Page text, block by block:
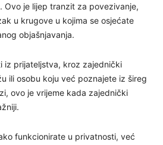
Ovo je lijep tranzit za povezivanje,
u krugove u kojima se osjećate
objašnjavanja.
iz prijateljstva, kroz zajednički
ili osobu koju već poznajete iz šireg
ovo je vrijeme kada zajednički
funkcionirate u privatnosti, već